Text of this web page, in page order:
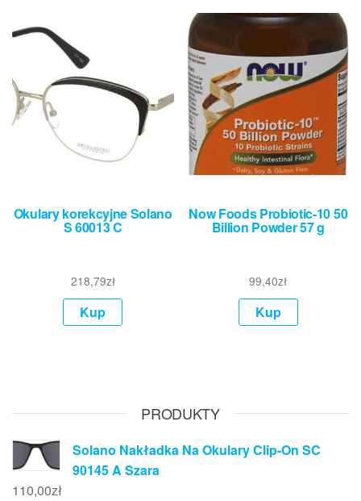
Okulary korekcyjne Solano
S 60013 C
218,79zł
Kup
Now Foods Probiotic-10 50
Billion Powder 57 g
99,40zł
Kup
PRODUKTY
Solano Nakładka Na Okulary Clip-On SC
90145 A Szara
110,00zł